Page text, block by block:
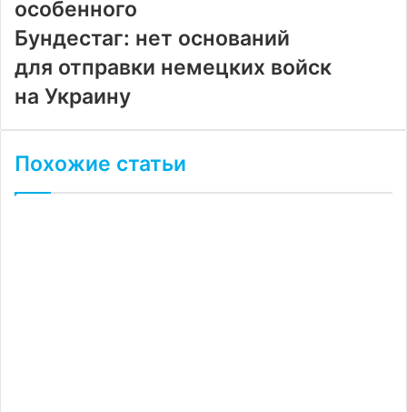
особенного
Бундестаг: нет оснований
для отправки немецких войск
на Украину
Похожие статьи